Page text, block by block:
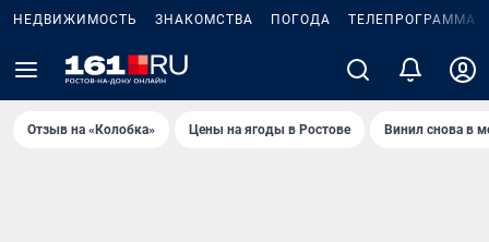
НЕДВИЖИМОСТЬ ЗНАКОМСТВА ПОГОДА ТЕЛЕПРОГРАММА
Отзыв на «Колобка» Цены на ягоды в Ростове Винил снова в